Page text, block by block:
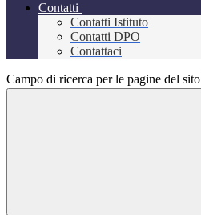
Contatti
Contatti Istituto
Contatti DPO
Contattaci
Campo di ricerca per le pagine del sito